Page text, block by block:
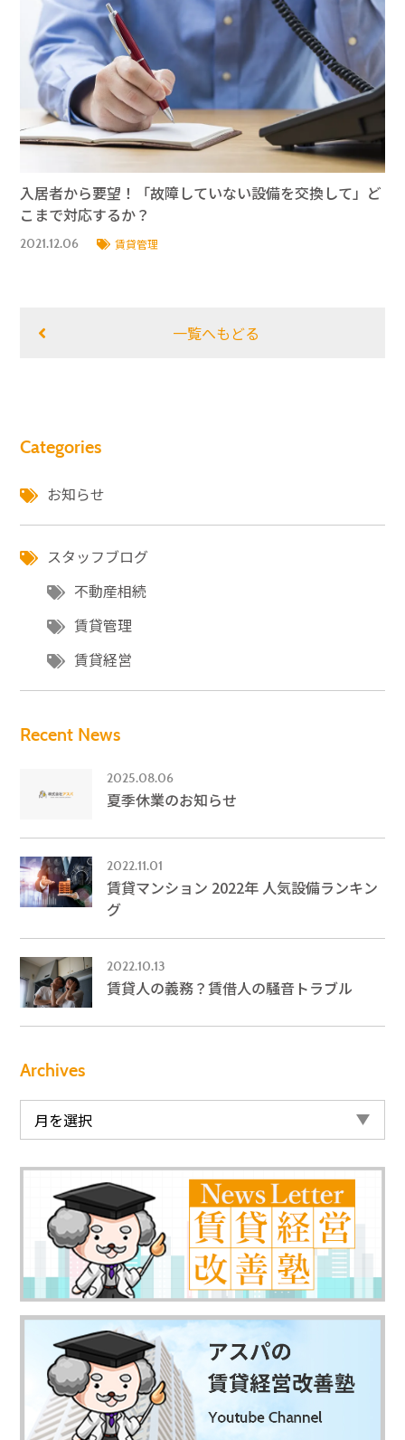
入居者から要望！「故障していない設備を交換して」ど
こまで対応するか？
2021.12.06 賃貸管理
一覧へもどる
Categories
お知らせ
スタッフブログ
不動産相続
賃貸管理
賃貸経営
Recent News
2025.08.06
夏季休業のお知らせ
2022.11.01
賃貸マンション 2022年 人気設備ランキン
グ
2022.10.13
賃貸人の義務？賃借人の騒音トラブル
Archives